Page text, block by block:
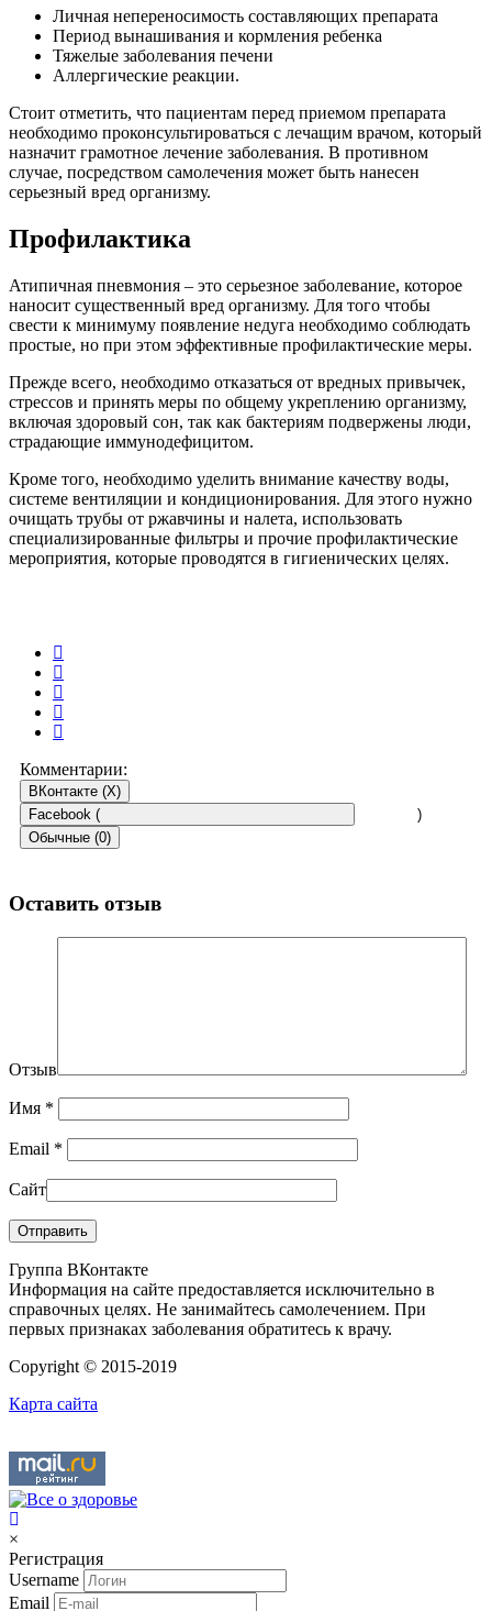
Личная непереносимость составляющих препарата
Период вынашивания и кормления ребенка
Тяжелые заболевания печени
Аллергические реакции.
Стоит отметить, что пациентам перед приемом препарата
необходимо проконсультироваться с лечащим врачом, который
назначит грамотное лечение заболевания. В противном
случае, посредством самолечения может быть нанесен
серьезный вред организму.
Профилактика
Атипичная пневмония – это серьезное заболевание, которое
наносит существенный вред организму. Для того чтобы
свести к минимуму появление недуга необходимо соблюдать
простые, но при этом эффективные профилактические меры.
Прежде всего, необходимо отказаться от вредных привычек,
стрессов и принять меры по общему укреплению организму,
включая здоровый сон, так как бактериям подвержены люди,
страдающие иммунодефицитом.
Кроме того, необходимо уделить внимание качеству воды,
системе вентиляции и кондиционирования. Для этого нужно
очищать трубы от ржавчины и налета, использовать
специализированные фильтры и прочие профилактические
мероприятия, которые проводятся в гигиенических целях.
Комментарии:
ВКонтакте (X)
Facebook (
)
Обычные (0)
Оставить отзыв
Отзыв
Имя *
Email *
Сайт
Группа ВКонтакте
Информация на сайте предоставляется исключительно в
справочных целях. Не занимайтесь самолечением. При
первых признаках заболевания обратитесь к врачу.
Copyright © 2015-2019
Карта сайта
×
Регистрация
Username
Email